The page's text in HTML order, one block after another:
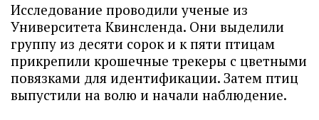
Исследование проводили ученые из
Университета Квинсленда. Они выделили
группу из десяти сорок и к пяти птицам
прикрепили крошечные трекеры с цветными
повязками для идентификации. Затем птиц
выпустили на волю и начали наблюдение.